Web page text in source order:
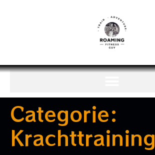
Categorie:
Krachttraining